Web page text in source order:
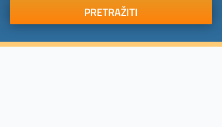
PRETRAŽITI